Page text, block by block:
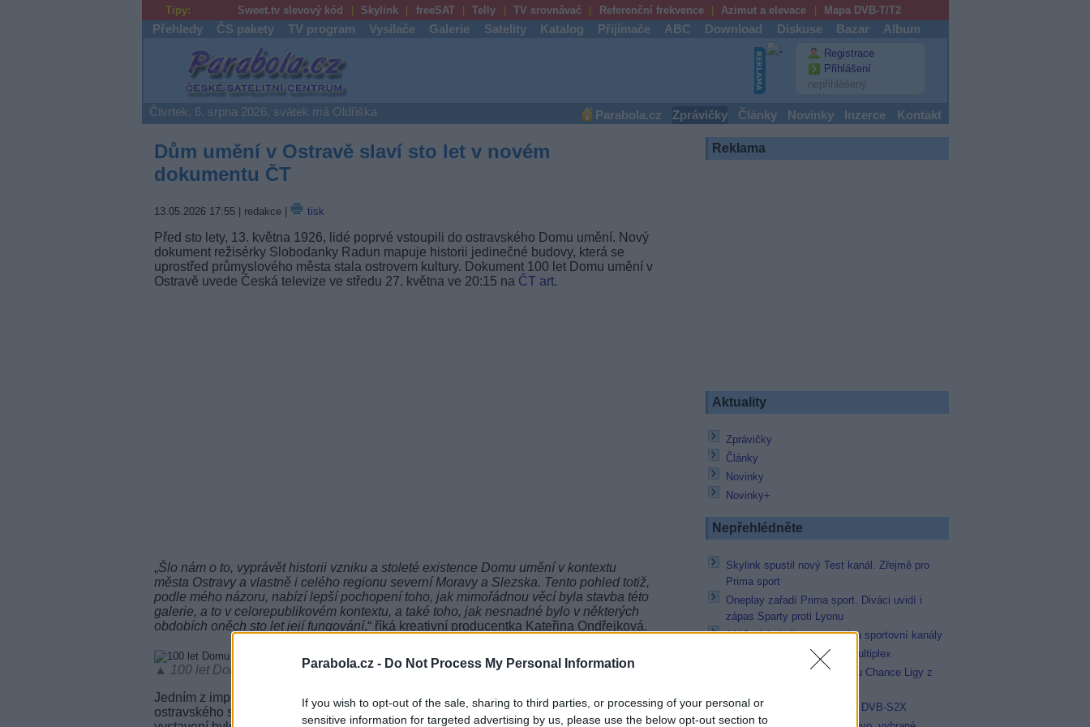
Parabola.cz - Do Not Process My Personal Information
If you wish to opt-out of the sale, sharing to third parties, or processing of your personal or
sensitive information for targeted advertising by us, please use the below opt-out section to
Tipy: Sweet.tv slevový kód Skylink freeSAT Telly TV srovnávač Referenční frekvence Azimut a elevace Mapa DVB-T/T2
Přehledy ČS pakety TV program Vysílače Galerie Satelity Katalog Přijímače ABC Download Diskuse Bazar Album
Parabola.cz
Registrace
Přihlášení
nepřihlášený
Čtvrtek, 6. srpna 2026, svátek má Oldřiška Parabola.cz Zprávičky Články Novinky Inzerce Kontakt
Dům umění v Ostravě slaví sto let v novém
dokumentu ČT
13.05.2026 17:55| redakce | tisk
Před sto lety, 13. května 1926, lidé poprvé vstoupili do ostravského Domu umění. Nový
dokument režisérky Slobodanky Radun mapuje historii jedinečné budovy, která se
uprostřed průmyslového města stala ostrovem kultury. Dokument 100 let Domu umění v
Ostravě uvede Česká televize ve středu 27. května ve 20:15 na ČT art.
„Šlo nám o to, vyprávět historii vzniku a stoleté existence Domu umění v kontextu
města Ostravy a vlastně i celého regionu severní Moravy a Slezska. Tento pohled totiž,
podle mého názoru, nabízí lepší pochopení toho, jak mimořádnou věcí byla stavba této
galerie, a to v celorepublikovém kontextu, a také toho, jak nesnadné bylo v některých
obdobích oněch sto let její fungování,“ říká kreativní producentka Kateřina Ondřejková.
▲ 100 let Domu umění v Ostravě - Popelář (foto: Česká televize)
Jedním z impulsů pro vybudování Domu umění byla hodnotná umělecká sbírka
ostravského stavitele a sběratele Františka Jurečka (1868-1925), pro jejíž trvalé
Reklama
Aktuality
Zprávičky
Články
Novinky
Novinky+
Nepřehlédněte
Skylink spustil nový Test kanál. Zřejmě pro
Prima sport
Oneplay zařadí Prima sport. Diváci uvidí i
zápas Sparty proti Lyonu
AMC získala licence pro dva sportovní kanály
Operátor Du převzal další multiplex
Oneplay Sport zahájí sezonu Chance Ligy z
Televisa Networks přešla na DVB-S2X